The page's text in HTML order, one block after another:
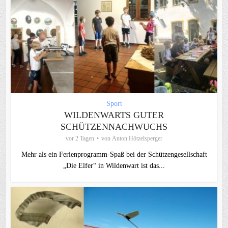
Sport
WILDENWARTS GUTER
SCHÜTZENNACHWUCHS
vor 2 Tagen von Anton Hötzelsperger
Mehr als ein Ferienprogramm-Spaß bei der Schützengesellschaft
„Die Elfer“ in Wildenwart ist das...